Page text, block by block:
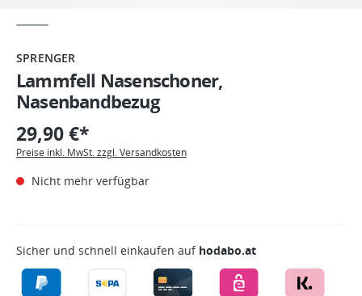
SPRENGER
Lammfell Nasenschoner,
Nasenbandbezug
29,90 €*
Preise inkl. MwSt. zzgl. Versandkosten
Nicht mehr verfügbar
Sicher und schnell einkaufen auf hodabo.at